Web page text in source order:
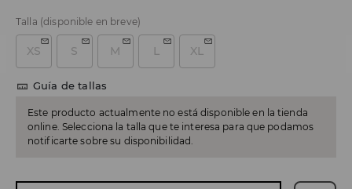
Talla (disponible en breve)
XS S M L XL
Guía de tallas
Este producto actualmente no está disponible en la tienda
online. Selecciona la talla que te interesa para que podamos
notificarte sobre su disponibilidad.